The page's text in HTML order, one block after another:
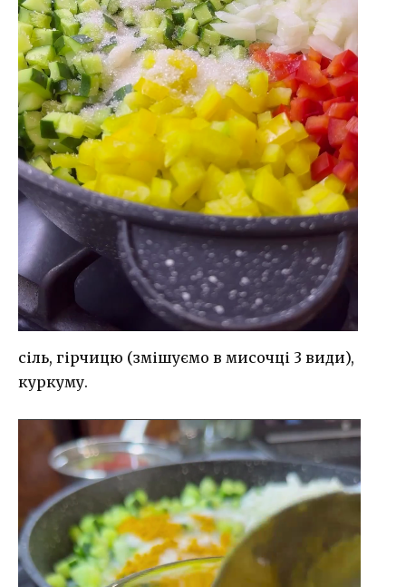
сіль, гірчицю (змішуємо в мисочці 3 види),
куркуму.